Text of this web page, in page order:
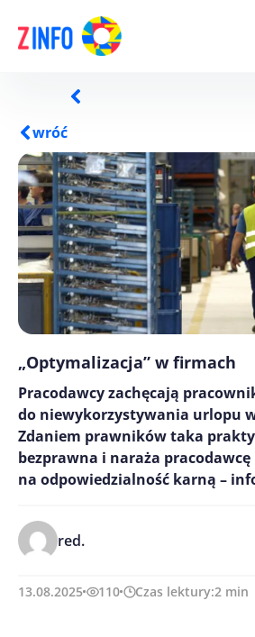
wróć
„Optymalizacja” w firmach
Pracodawcy zachęcają
do niewykorzystywania urlopu
Zdaniem prawników taka
bezprawna i naraża pracodawcę
na odpowiedzialność karną –
red.
13.08.2025 110 Czas lektury:2 min